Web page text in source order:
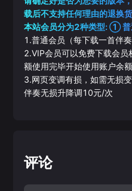
载后不支持任何理由的退换货
本站会员分为2种类型: ①
1.普通会员（每下载一首伴
2.VIP会员可以免费下载会
额使用完毕开始使用账户余额
3.网页变调有损，如需无损
伴奏无损升降调10元/次
评论